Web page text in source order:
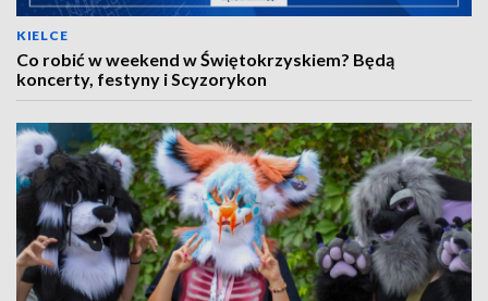
KIELCE
Co robić w weekend w Świętokrzyskiem? Będą
koncerty, festyny i Scyzorykon